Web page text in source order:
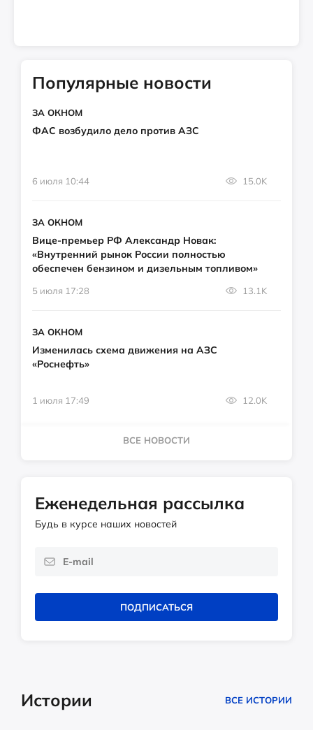
Популярные новости
ЗА ОКНОМ
ФАС возбудило дело против АЗС
6 июля 10:44 15.0K
ЗА ОКНОМ
Вице-премьер РФ Александр Новак:
«Внутренний рынок России полностью
обеспечен бензином и дизельным топливом»
5 июля 17:28 13.1K
ЗА ОКНОМ
Изменилась схема движения на АЗС
«Роснефть»
1 июля 17:49 12.0K
ВСЕ НОВОСТИ
Еженедельная рассылка
Будь в курсе наших новостей
ПОДПИСАТЬСЯ
Истории ВСЕ ИСТОРИИ